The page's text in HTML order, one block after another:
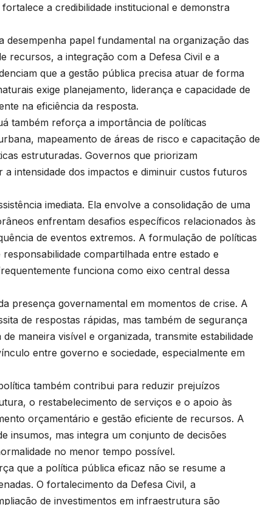
a credibilidade institucional e demonstra
desempenha papel fundamental na organização das
recursos, a integração com a Defesa Civil e a
que a gestão pública precisa atuar de forma
exige planejamento, liderança e capacidade de
na eficiência da resposta.
também reforça a importância de políticas
mapeamento de áreas de risco e capacitação de
estruturadas. Governos que priorizam
intensidade dos impactos e diminuir custos futuros
imediata. Ela envolve a consolidação de uma
enfrentam desafios específicos relacionados às
de eventos extremos. A formulação de políticas
compartilhada entre estado e
funciona como eixo central dessa
presença governamental em momentos de crise. A
de respostas rápidas, mas também de segurança
maneira visível e organizada, transmite estabilidade
entre governo e sociedade, especialmente em
também contribui para reduzir prejuízos
o restabelecimento de serviços e o apoio às
orçamentário e gestão eficiente de recursos. A
insumos, mas integra um conjunto de decisões
no menor tempo possível.
que a política pública eficaz não se resume a
O fortalecimento da Defesa Civil, a
de investimentos em infraestrutura são